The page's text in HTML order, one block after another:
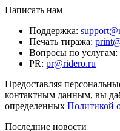
Написать нам
Поддержка:
Печать тиража:
Вопросы по услугам:
PR: pr@ridero.ru
Предоставляя
контактным данным, вы
определенных Политикой
Последние новости